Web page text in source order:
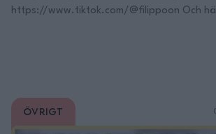
https://www.tiktok.com/@filippoon Och
kinesiska chiliflakes ( finns att köpa i
) 1st rödlök, skivad 5cm ingefära, …
Övrigt